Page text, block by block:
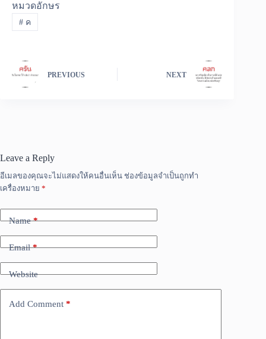
หมวดอักษร
#ค
PREVIOUS NEXT
Leave a Reply
อีเมลของคุณจะไม่แสดงให้คนอื่นเห็น ช่องข้อมูลจำเป็นถูกทำ
เครื่องหมาย *
Name*
Email*
Website
Add Comment *